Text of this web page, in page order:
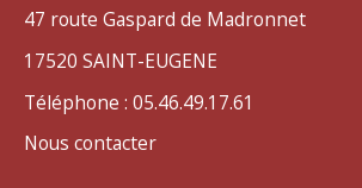
47 route Gaspard de Madronnet
17520 SAINT-EUGENE
Téléphone : 05.46.49.17.61
Nous contacter